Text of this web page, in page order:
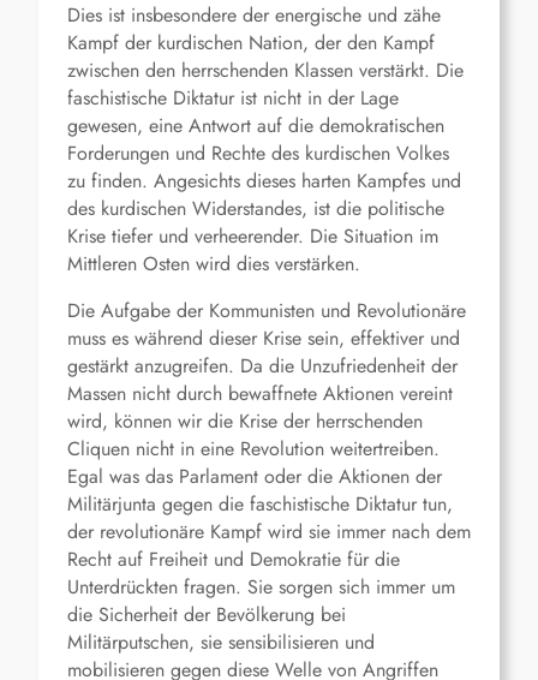
Dies ist insbesondere der energische und zähe
Kampf der kurdischen Nation, der den Kampf
zwischen den herrschenden Klassen verstärkt. Die
faschistische Diktatur ist nicht in der Lage
gewesen, eine Antwort auf die demokratischen
Forderungen und Rechte des kurdischen Volkes
zu finden. Angesichts dieses harten Kampfes und
des kurdischen Widerstandes, ist die politische
Krise tiefer und verheerender. Die Situation im
Mittleren Osten wird dies verstärken.
Die Aufgabe der Kommunisten und Revolutionäre
muss es während dieser Krise sein, effektiver und
gestärkt anzugreifen. Da die Unzufriedenheit der
Massen nicht durch bewaffnete Aktionen vereint
wird, können wir die Krise der herrschenden
Cliquen nicht in eine Revolution weitertreiben.
Egal was das Parlament oder die Aktionen der
Militärjunta gegen die faschistische Diktatur tun,
der revolutionäre Kampf wird sie immer nach dem
Recht auf Freiheit und Demokratie für die
Unterdrückten fragen. Sie sorgen sich immer um
die Sicherheit der Bevölkerung bei
Militärputschen, sie sensibilisieren und
mobilisieren gegen diese Welle von Angriffen